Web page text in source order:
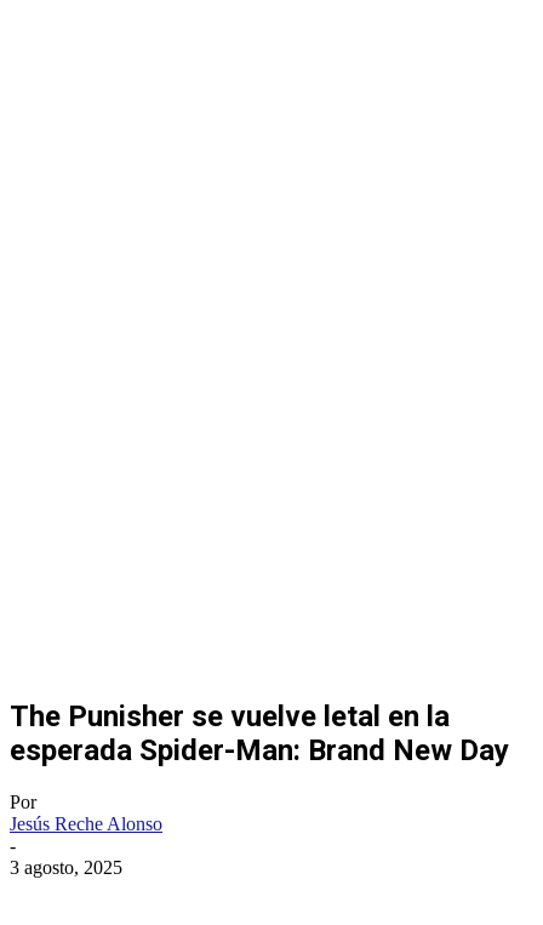
The Punisher se vuelve letal en la
esperada Spider-Man: Brand New Day
Por
Jesús Reche Alonso
-
3 agosto, 2025